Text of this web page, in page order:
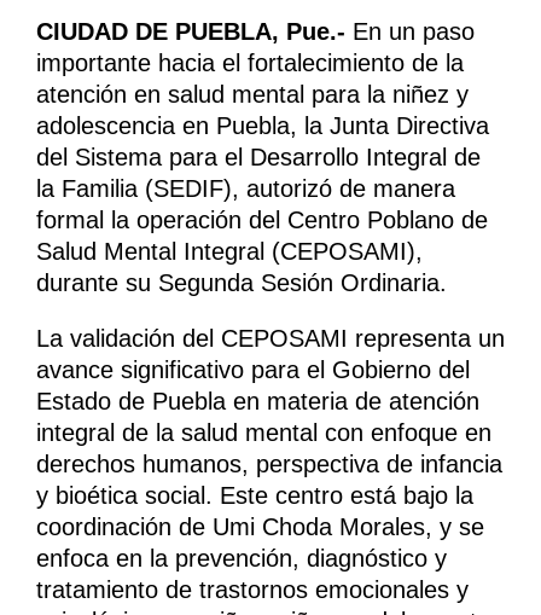
CIUDAD DE PUEBLA, Pue.- En un paso
importante hacia el fortalecimiento de la
atención en salud mental para la niñez y
adolescencia en Puebla, la Junta Directiva
del Sistema para el Desarrollo Integral de
la Familia (SEDIF), autorizó de manera
formal la operación del Centro Poblano de
Salud Mental Integral (CEPOSAMI),
durante su Segunda Sesión Ordinaria.
La validación del CEPOSAMI representa un
avance significativo para el Gobierno del
Estado de Puebla en materia de atención
integral de la salud mental con enfoque en
derechos humanos, perspectiva de infancia
y bioética social. Este centro está bajo la
coordinación de Umi Choda Morales, y se
enfoca en la prevención, diagnóstico y
tratamiento de trastornos emocionales y